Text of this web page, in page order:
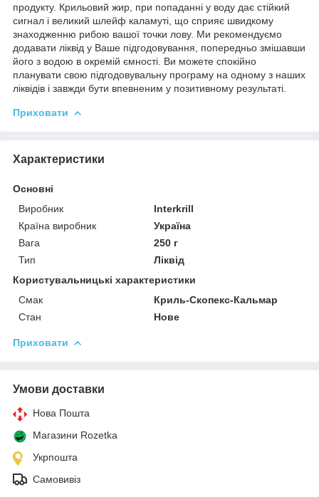
продукту. Крильовий жир, при попаданні у воду дає стійкий
сигнал і великий шлейф каламуті, що сприяє швидкому
знаходженню рибою вашої точки лову. Ми рекомендуємо
додавати ліквід у Ваше підгодовування, попередньо змішавши
його з водою в окремій ємності. Ви можете спокійно
планувати свою підгодовувальну програму на одному з наших
ліквідів і завжди бути впевненим у позитивному результаті.
Приховати
Характеристики
Основні
Виробник
Interkrill
Країна виробник
Україна
Вага
250 г
Тип
Ліквід
Користувальницькі характеристики
Смак
Криль-Скопекс-Кальмар
Стан
Нове
Приховати
Умови доставки
Нова Пошта
Магазини Rozetka
Укрпошта
Самовивіз